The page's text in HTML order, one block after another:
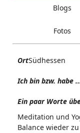
Blogs
Fotos
OrtSüdhessen
Ich bin bzw. habe
Ein paar Worte
Meditation und
Balance wieder